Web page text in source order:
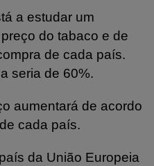
a estudar um
do tabaco e de
de cada país.
seria de 60%.
aumentará de acordo
cada país.
da União Europeia